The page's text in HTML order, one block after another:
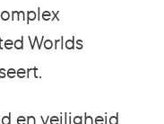
Worlds
en veiligheid